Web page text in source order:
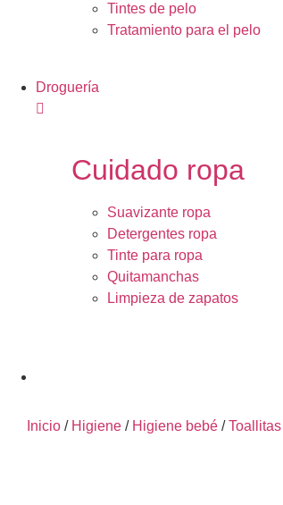
Tintes de pelo
Tratamiento para el pelo
Droguería
Cuidado ropa
Suavizante ropa
Detergentes ropa
Tinte para ropa
Quitamanchas
Limpieza de zapatos
Inicio / Higiene / Higiene bebé /Toallitas